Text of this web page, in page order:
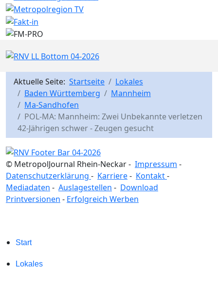
Aktuelle Seite: Startseite
Lokales
Baden Württemberg
Mannheim
Ma-Sandhofen
POL-MA: Mannheim: Zwei Unbekannte verletzen
42-Jährigen schwer - Zeugen gesucht
© MetropolJournal Rhein-Neckar - Impressum -
Datenschutzerklärung - Karriere- Kontakt-
Mediadaten - Auslagestellen - Download
Printversionen - Erfolgreich Werben
Start
Lokales